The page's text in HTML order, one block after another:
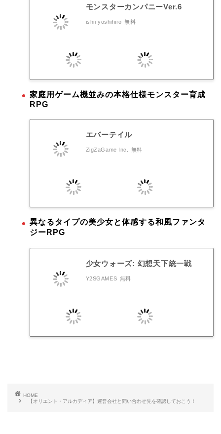
モンスターカンパニーVer.6
ishii yoshihiro 無料
家庭用ゲーム機並みの本格仕様モンスター育成
RPG
エバーテイル
ZigZaGame Inc. 無料
異なるタイプの美少女と体感する和風ファンタ
ジーRPG
少女ウォーズ: 幻想天下統一戦
Y2SGAMES 無料
HOME
【オリエント・アルカディア】運営会社と問い合わせ先を確認しておこう！